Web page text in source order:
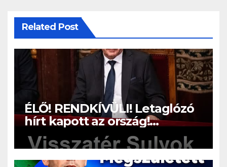
Related Post
ÉLŐ! RENDKÍVÜLI! Letaglózó
hírt kapott az ország!
Visszatérhet Sulyok Tamás!? –
ERRE senki nem volt
felkészülve: